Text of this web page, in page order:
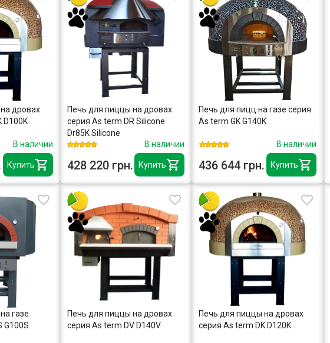
Купить
дровах
D100K
В наличии
Купить
Печь для пиццы на дровах
серия As term DR Silicone
Dr85K Silicone
В наличии
428 220 грн. Купить
Печь для пицц на газе серия
As term GK G140K
В наличии
436 644 грн.
газе
G100S
Печь для пиццы на дровах
серия As term DV D140V
Печь для пиццы на дровах
серия As term DK D120K